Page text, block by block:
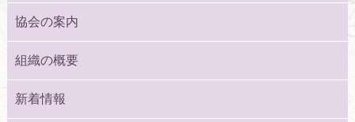
協会の案内
組織の概要
新着情報